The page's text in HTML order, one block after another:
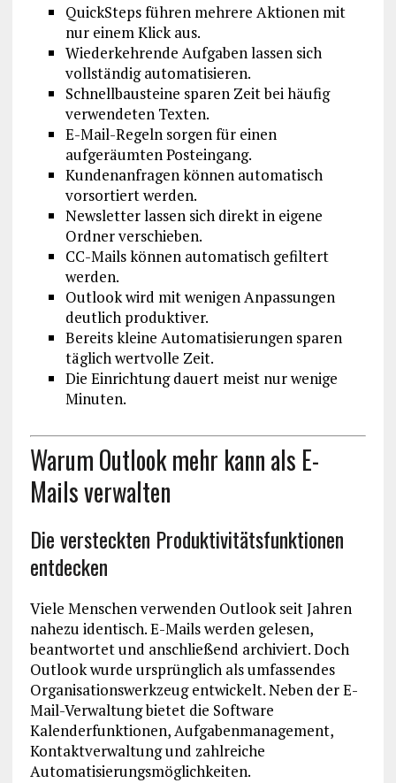
QuickSteps führen mehrere Aktionen mit
nur einem Klick aus.
Wiederkehrende Aufgaben lassen sich
vollständig automatisieren.
Schnellbausteine sparen Zeit bei häufig
verwendeten Texten.
E-Mail-Regeln sorgen für einen
aufgeräumten Posteingang.
Kundenanfragen können automatisch
vorsortiert werden.
Newsletter lassen sich direkt in eigene
Ordner verschieben.
CC-Mails können automatisch gefiltert
werden.
Outlook wird mit wenigen Anpassungen
deutlich produktiver.
Bereits kleine Automatisierungen sparen
täglich wertvolle Zeit.
Die Einrichtung dauert meist nur wenige
Minuten.
Warum Outlook mehr kann als E-
Mails verwalten
Die versteckten Produktivitätsfunktionen
entdecken
Viele Menschen verwenden Outlook seit Jahren
nahezu identisch. E-Mails werden gelesen,
beantwortet und anschließend archiviert. Doch
Outlook wurde ursprünglich als umfassendes
Organisationswerkzeug entwickelt. Neben der E-
Mail-Verwaltung bietet die Software
Kalenderfunktionen, Aufgabenmanagement,
Kontaktverwaltung und zahlreiche
Automatisierungsmöglichkeiten.